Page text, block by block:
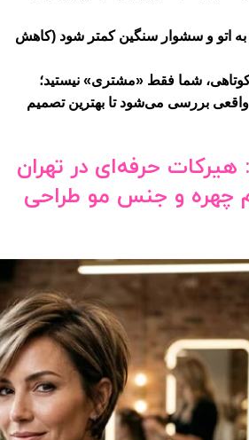
به اتو و سشوار سنگین کمتر شود (کاهش
شما فقط «مشتری» نیستید؛
بررسی می‌شود تا بهترین تصمیم
حرفه‌ای در تهران
چهره و جنس مو طراحی